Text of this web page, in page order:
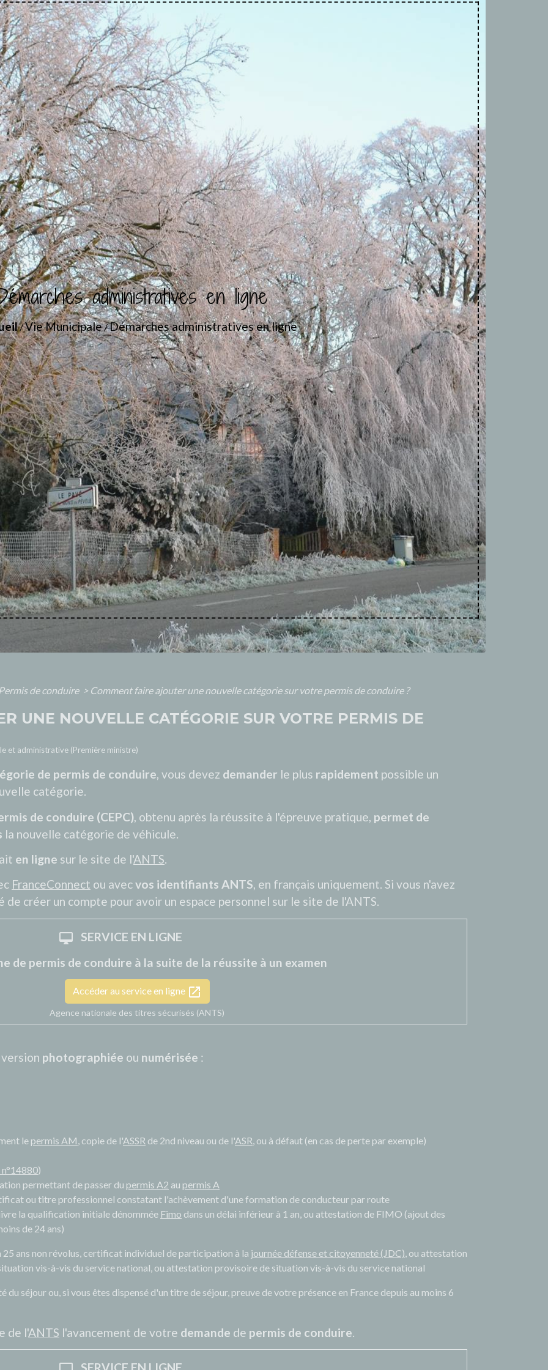
administratives en ligne
/Vie Municipale/Démarches administratives en ligne
de conduire > Comment faire ajouter une nouvelle catégorie sur votre permis de conduire ?
UNE NOUVELLE CATÉGORIE SUR VOTRE PERMIS DE
et administrative (Première ministre)
de permis de conduire, vous devez demander le plus rapidement possible un
catégorie.
de conduire (CEPC) , obtenu après la réussite à l'épreuve pratique, permet de
la nouvelle catégorie de véhicule.
en ligne sur le site de l'ANTS.
FranceConnect ou avecvos identifiants ANTS, en français uniquement. Si vous n'avez
créer un compte pour avoir un espace personnel sur le site de l'ANTS.
desktop_mac
SERVICE EN LIGNE
de permis de conduire à la suite de la réussite à un examen
Accéder au service en ligne open_in_new
Agence nationale des titres sécurisés (ANTS)
photographiée ou numérisée :
le permis AM , copie de l'ASSR de 2nd niveau ou de l'ASR , ou à défaut (en cas de perte par exemple)
)
permettant de passer du permis A2 au permis A
ou titre professionnel constatant l'achèvement d'une formation de conducteur par route
la qualification initiale dénommée Fimo dans un délai inférieur à 1 an, ou attestation de FIMO (ajout des
de 24 ans)
25 ans non révolus, certificat individuel de participation à la journée défense et citoyenneté (JDC) , ou attestation
vis-à-vis du service national, ou attestation provisoire de situation vis-à-vis du service national
séjour ou, si vous êtes dispensé d'un titre de séjour, preuve de votre présence en France depuis au moins 6
de l'ANTS l'avancement de votre demande de permis de conduire